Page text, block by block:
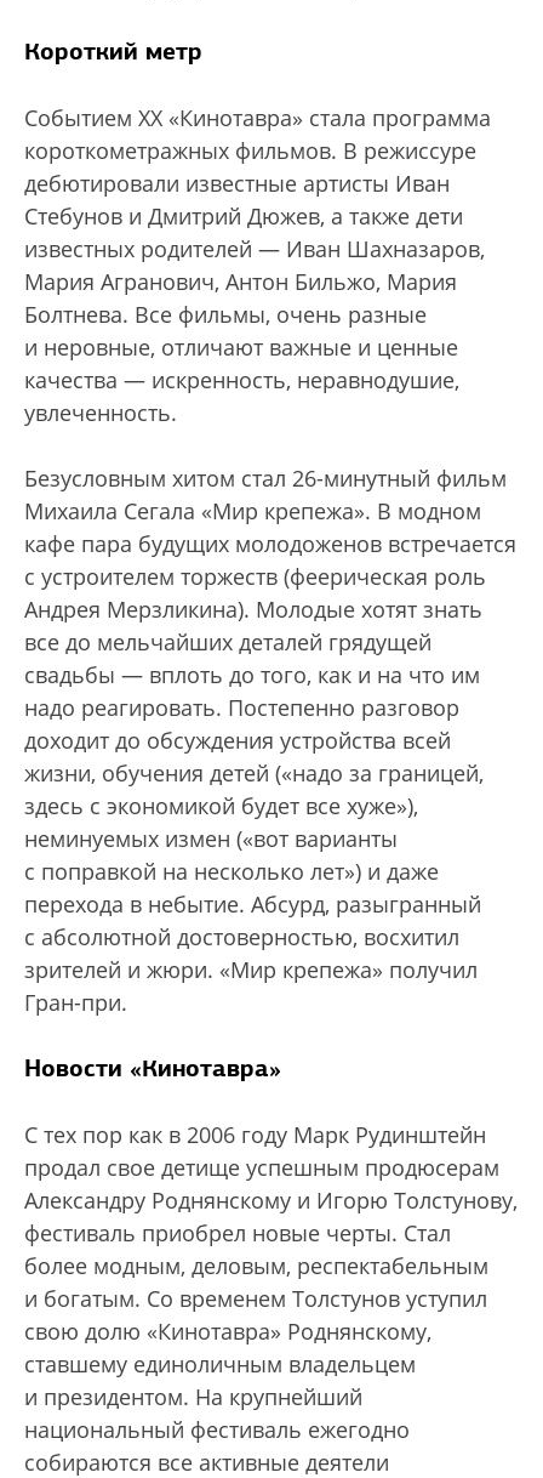
Короткий метр
Событием XX «Кинотавра» стала программа
короткометражных фильмов. В режиссуре
дебютировали известные артисты Иван
Стебунов и Дмитрий Дюжев, а также дети
известных родителей — Иван Шахназаров,
Мария Агранович, Антон Бильжо, Мария
Болтнева. Все фильмы, очень разные
и неровные, отличают важные и ценные
качества — искренность, неравнодушие,
увлеченность.
Безусловным хитом стал 26-минутный фильм
Михаила Сегала «Мир крепежа». В модном
кафе пара будущих молодоженов встречается
с устроителем торжеств (феерическая роль
Андрея Мерзликина). Молодые хотят знать
все до мельчайших деталей грядущей
свадьбы — вплоть до того, как и на что им
надо реагировать. Постепенно разговор
доходит до обсуждения устройства всей
жизни, обучения детей («надо за границей,
здесь с экономикой будет все хуже»),
неминуемых измен («вот варианты
с поправкой на несколько лет») и даже
перехода в небытие. Абсурд, разыгранный
с абсолютной достоверностью, восхитил
зрителей и жюри. «Мир крепежа» получил
Гран-при.
Новости «Кинотавра»
С тех пор как в 2006 году Марк Рудинштейн
продал свое детище успешным продюсерам
Александру Роднянскому и Игорю Толстунову,
фестиваль приобрел новые черты. Стал
более модным, деловым, респектабельным
и богатым. Со временем Толстунов уступил
свою долю «Кинотавра» Роднянскому,
ставшему единоличным владельцем
и президентом. На крупнейший
национальный фестиваль ежегодно
собираются все активные деятели